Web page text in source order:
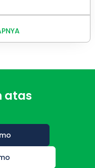
atas